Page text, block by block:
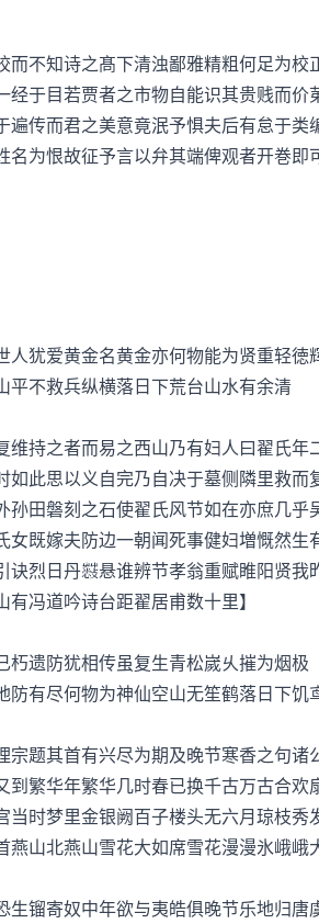
不知诗之髙下清浊鄙雅精粗何足为校
于目若贾者之市物自能识其贵贱而
传而君之美意竟泯予惧夫后有怠于
为恨故征予言以弁其端俾观者开巻
犹爱黄金名黄金亦何物能为贤重轻徳
不救兵纵横落日下荒台山水有余清
持之者而易之西山乃有妇人曰翟氏年
此思以义自完乃自决于墓侧隣里救
田磐刻之石使翟氏风节如在亦庶几乎
既嫁夫防边一朝闻死事健妇増慨然生
烈日丹悬谁辨节孝翁重赋睢阳贤
冯道吟诗台距翟居甫数十里】
遗防犹相传虽复生青松嵗乆摧为烟极
有尽何物为神仙空山无笙鹤落日下饥
题其首有兴尽为期及晚节寒香之句诸
繁华年繁华几时春已换千古万古合欢
时梦里金银阙百子楼头无六月琼枝
山北燕山雪花大如席雪花漫漫氷峨峨
镏寄奴中年欲与夷皓俱晚节乐地归唐